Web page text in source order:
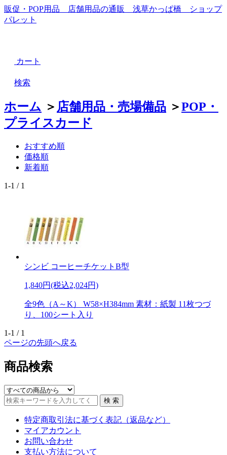
販促・POP用品 店舗用品の通販 浅草かっぱ橋 ショップ
パレット
カート
検索
ホーム ＞ 店舗用品・売場備品 ＞POP・
プライスカード
おすすめ順
価格順
新着順
1-1 / 1
シンビ コーヒーチケットB型
1,840円(税込2,024円)
全9色（A～K） W58×H384mm 素材：紙製 11枚つづ
り、100シート入り
1-1 / 1
ページの先頭へ戻る
商品検索
特定商取引法に基づく表記（返品など）
マイアカウント
お問い合わせ
支払い方法について